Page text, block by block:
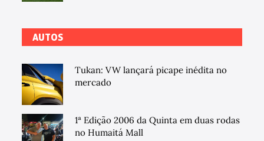
AUTOS
Tukan: VW lançará picape inédita no
mercado
1ª Edição 2006 da Quinta em duas rodas
no Humaitá Mall